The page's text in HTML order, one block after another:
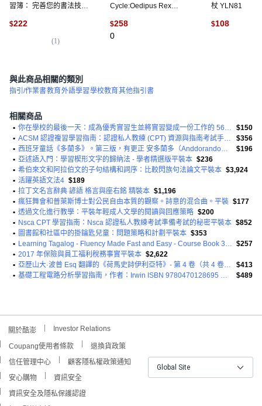
習簿： 完善您的書法技
文
$222
(1)
Cycle:Oedipus Rex
Antigone, Mariner Books,
英文, 平裝版
$258
0
杖 YLN81
$108
與此商品相關的類別
指引/作業書教育外語學習學校教育其他指引書
相關商品
• 你在學校的最後一天：成為優秀實習生並將實習變成一份工作的 56 種方法平裝本
$150
•
ACSM 認證複習學習指南：認證私人教練 (CPT) 資源與指南考試手冊平裝本
$356
•
西班牙童話《多蘭多》。第三版，有更正 安多蘭多（Anddorando）西班牙故事。第三版。平裝
$196
• 亞述語入門：學習楔形文字的歸納法 - 學者精選版平裝本 $236
• 希伯來文和阿拉伯文的子句結構和詞序：比較閃族句法論文平裝本 $3,924
• 活躍英語文法4 $189
• 拉丁文名言辭典 諺語 格言與座右銘 精裝本 $1,196
• 瘋狂舞會和普萊斯博士對公民自由本質的觀察。詩意的混合曲。平裝 $177
• 透過文化進行教學：平裝年輕成人文學的閱讀與回應策略 $200
• Nsca CPT 學習指南：Nsca 認證私人教練考試準備考試的秘密平裝本 $852
• 圖書館和社區中的掛鑰匙兒童：問題策略和計劃平裝本 $353
•
Learning Tagalog - Fluency Made Fast and Easy - Course Book 3 (Part of 7-Book Set) B&w + Free Audio Download Paperback $257
• 2017 年保險與員工福利稅務事實平裝本 $2,622
•
亞歷山大·波普 Esq 翻譯的《荷馬史詩伊利亞特》- 第 4 卷（共 4 卷）平裝本
$413
•
基礎工程電路分析學習指南，作者：Irwin ISBN 9780470128695 平裝本 $489
關於酷澎 Investor Relations
Coupang使用者條款
退換貨政策
信任管理中心
顧客隱私權政策通知
安心購物
資訊安全
資訊安全及隱私保護認證
Global Site